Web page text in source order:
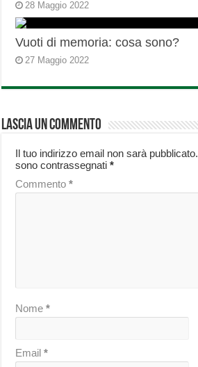
28 Maggio 2022
Vuoti di memoria: cosa sono?
27 Maggio 2022
Lascia un commento
Il tuo indirizzo email non sarà pubblicato.
sono contrassegnati*
Commento*
Nome*
Email*